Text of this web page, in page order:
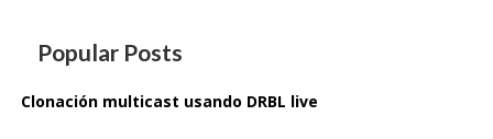
Popular Posts
Clonación multicast usando DRBL live